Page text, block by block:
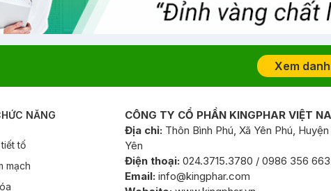
Xem
NĂNG
tố
mạch
CÔNG TY CỔ PHẦN KINGPHAR VIỆT
Địa chỉ: Thôn Bình Phú, Xã Yên Phú,
Yên
Điện thoại:024.3715.3780 / 0986 356 663
Email: info@kingphar.com